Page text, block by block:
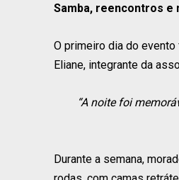
Samba, reencontros e
O primeiro dia do evento
Eliane, integrante da
“A noite foi
Durante a semana,